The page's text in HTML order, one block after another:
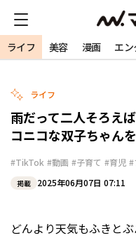
ライフ 美容 漫画 エン
ライフ
雨だって二人そろえ
コニコな双子ちゃん
#TikTok #動画 #子育て #育児 #
掲載 2025年06月07日 07:11
どんより天気もふきとぶ